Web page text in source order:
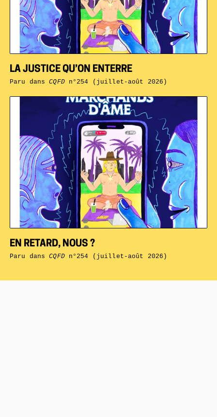
EN RETARD, NOUS ?
Paru dansCQFDn°254 (juillet-août 2026)
LA JUSTICE QU’ON ENTERRE
Paru dansCQFDn°254 (juillet-août 2026)